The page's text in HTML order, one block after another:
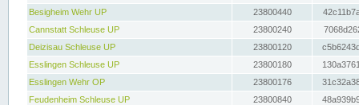
Besigheim Wehr UP
23800440
Cannstatt Schleuse UP
23800240
Deizisau Schleuse UP
23800120
Esslingen Schleuse UP
23800180
Esslingen Wehr OP
23800176
Feudenheim Schleuse UP
23800840